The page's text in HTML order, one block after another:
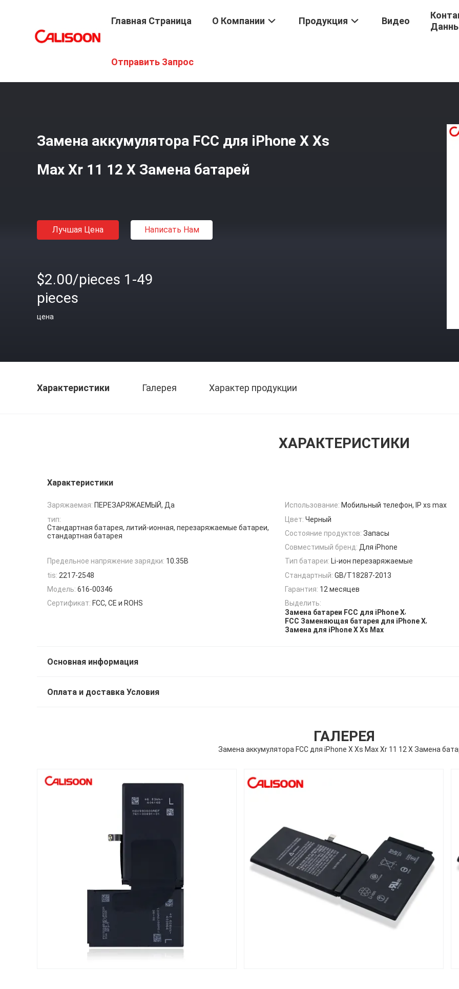
Главная Страница О Компании Продукция Видео
Отправить Запрос
Замена аккумулятора FCC для iPhone X Xs
Max Xr 11 12 X Замена батарей
Лучшая Цена Написать Нам
$2.00/pieces 1-49
pieces
цена
Характеристики Галерея Характер продукции
ХАРАКТЕРИСТИКИ
Характеристики
Заряжаемая: ПЕРЕЗАРЯЖАЕМЫЙ, Да Использование: Мобильный телефон, IP xs max
тип:
Стандартная батарея, литий-ионная, перезаряжаемые батареи,
стандартная батарея
Цвет: Черный
Состояние продуктов: Запасы
Совместимый бренд: Для iPhone
Предельное напряжение зарядки: 10.35В Тип батареи: Li-ион перезаряжаемые
tis: 2217-2548 Стандартный: GB/T18287-2013
Модель: 616-00346 Гарантия: 12 месяцев
Сертификат: FCC, CE и ROHS
Выделить:
Замена батареи FCC для iPhone X,
FCC Заменяющая батарея для iPhone X,
Замена для iPhone X Xs Max
Основная информация
Оплата и доставка Условия
ГАЛЕРЕЯ
Замена аккумулятора FCC для iPhone X Xs Max Xr 11 12 X Замена